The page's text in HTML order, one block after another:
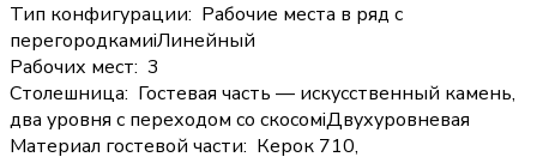
Тип конфигурации: Рабочие места в ряд с
перегородкамиiЛинейный
Рабочих мест: 3
Столешница: Гостевая часть — искусственный камень,
два уровня с переходом со скосомiДвухуровневая
Материал гостевой части: Керок 710,